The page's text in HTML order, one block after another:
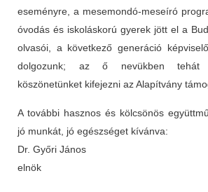
eseményre, a mesemondó-meseíró
óvodás és iskoláskorú gyerek jött el a
olvasói, a következő generáció
dolgozunk; az ő nevükben tehát
köszönetünket kifejezni az Alapítvány
A további hasznos és kölcsönös
jó munkát, jó egészséget kívánva:
Dr. Győri János
elnök